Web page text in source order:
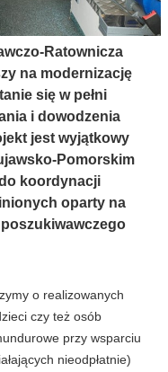
Ratownicza
na modernizację
się w pełni
i dowodzenia
jest wyjątkowy
Pomorskim
koordynacji
oparty na
o realizowanych
czy też osób
przy wsparciu
nieodpłatnie)